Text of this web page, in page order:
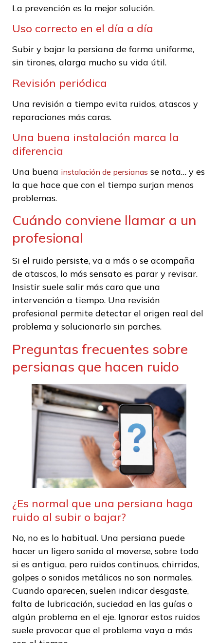
La prevención es la mejor solución.
Uso correcto en el día a día
Subir y bajar la persiana de forma uniforme,
sin tirones, alarga mucho su vida útil.
Revisión periódica
Una revisión a tiempo evita ruidos, atascos y
reparaciones más caras.
Una buena instalación marca la
diferencia
Una buena instalación de persianas se nota… y es
la que hace que con el tiempo surjan menos
problemas.
Cuándo conviene llamar a un
profesional
Si el ruido persiste, va a más o se acompaña
de atascos, lo más sensato es parar y revisar.
Insistir suele salir más caro que una
intervención a tiempo. Una revisión
profesional permite detectar el origen real del
problema y solucionarlo sin parches.
Preguntas frecuentes sobre
persianas que hacen ruido
¿Es normal que una persiana haga
ruido al subir o bajar?
No, no es lo habitual. Una persiana puede
hacer un ligero sonido al moverse, sobre todo
si es antigua, pero ruidos continuos, chirridos,
golpes o sonidos metálicos no son normales.
Cuando aparecen, suelen indicar desgaste,
falta de lubricación, suciedad en las guías o
algún problema en el eje. Ignorar estos ruidos
suele provocar que el problema vaya a más